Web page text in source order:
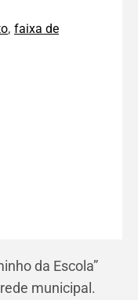
da Escola”
municipal.
, faixa de